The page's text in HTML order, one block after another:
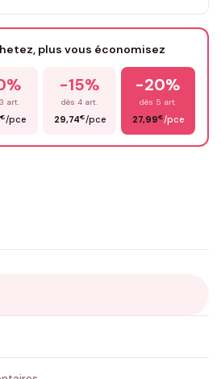
MA DEMANDE ✨
en France✅ Validation avant fabrication
plus vous économisez
art.
€/pce
-15%
dès 4 art.
29,74€/pce
-20%
dès 5 art.
27,99€/pce